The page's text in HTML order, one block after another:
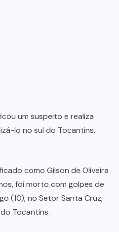
um suspeito e realiza
lo no sul do Tocantins.
como Gilson de Oliveira
foi morto com golpes de
(10), no Setor Santa Cruz,
Tocantins.